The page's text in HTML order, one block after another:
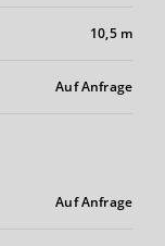
10,5 m
Auf Anfrage
Auf Anfrage